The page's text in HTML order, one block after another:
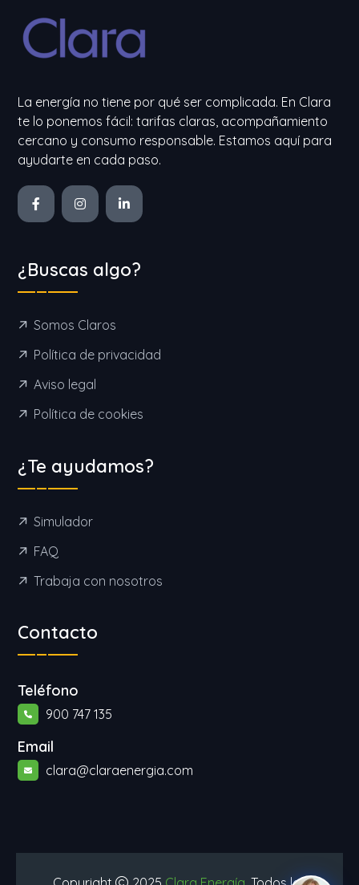
La energía no tiene por qué ser complicada. En Clara
te lo ponemos fácil: tarifas claras, acompañamiento
cercano y consumo responsable. Estamos aquí para
ayudarte en cada paso.
¿Buscas algo?
Somos Claros
Política de privacidad
Aviso legal
Política de cookies
¿Te ayudamos?
Simulador
FAQ
Trabaja con nosotros
Contacto
Teléfono
900 747 135
Email
clara@claraenergia.com